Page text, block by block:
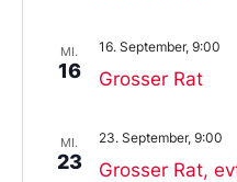
MI.
16 Grosser Rat
16. September, 9:00
MI.
23 Grosser Rat,
23. September, 9:00